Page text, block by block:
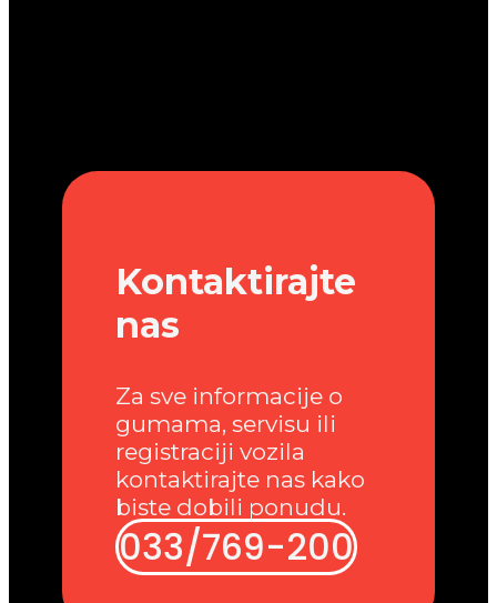
Kontaktirajte
nas
Za sve informacije o
gumama, servisu ili
registraciji vozila
kontaktirajte nas kako
biste dobili ponudu.
033/769-200